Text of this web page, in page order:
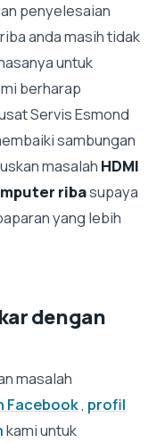
penyelesaian
anda masih tidak
untuk
berharap
Servis Esmond
sambungan
masalah HDMI
ribasupaya
yang lebih
dengan
masalah
Facebook, profil
kami untuk